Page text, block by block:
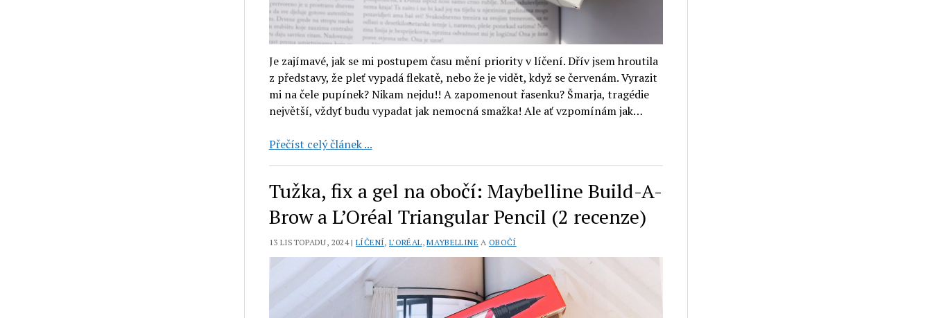
Je zajímavé, jak se mi postupem času mění priority v líčení. Dřív jsem hroutila
z představy, že pleť vypadá flekatě, nebo že je vidět, když se červenám. Vyrazit
mi na čele pupínek? Nikam nejdu!! A zapomenout řasenku? Šmarja, tragédie
největší, vždyť budu vypadat jak nemocná smažka! Ale ať vzpomínám jak…
Přečíst celý článek ...Uoga
pomáda
na
obočí
Taupe
a
oboustranný
štětec
na
Tužka, fix a gel na obočí: Maybelline Build-A-
Brow a L’Oréal Triangular Pencil (2 recenze)
13 LISTOPADU, 2024 |LÍČENÍ, L'ORÉAL,MAYBELLINE A OBOČÍ